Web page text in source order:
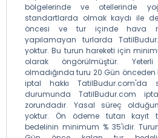
bölgelerinde ve otellerinde
standartlarda olmak kaydı ile
öncesi ve tur içinde hava
yapılamayan turlarda
yoktur. Bu turun hareketi için
olarak öngörülmüştür.
olmadığında turu 20 Gün önceden
iptal hakkı TatilBudur.com'da
durumunda TatilBudur.com
zorundadır. Yasal süreç
yoktur. Ön ödeme tutarı kayıt
bedelinin minimum % 35'idir.